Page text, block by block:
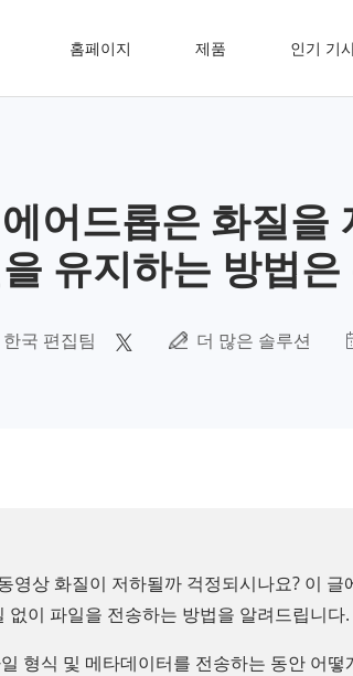
홈페이지 제품 인기 기
어드롭은 화질을
유지하는 방법
한국 편집팀 더 많은 솔루션
영상 화질이 저하될까 걱정되시나요? 이 글
없이 파일을 전송하는 방법을 알려드립니다.
형식 및 메타데이터를 전송하는 동안 어떻